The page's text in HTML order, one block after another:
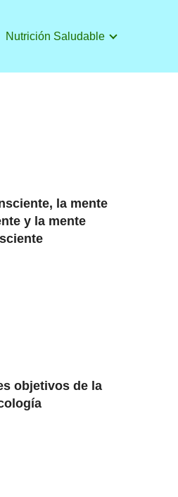
Nutrición Saludable
la mente
y la mente
objetivos de la